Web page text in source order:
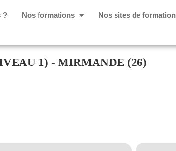
? Nos formations Nos sites de formation
1) - MIRMANDE (26)